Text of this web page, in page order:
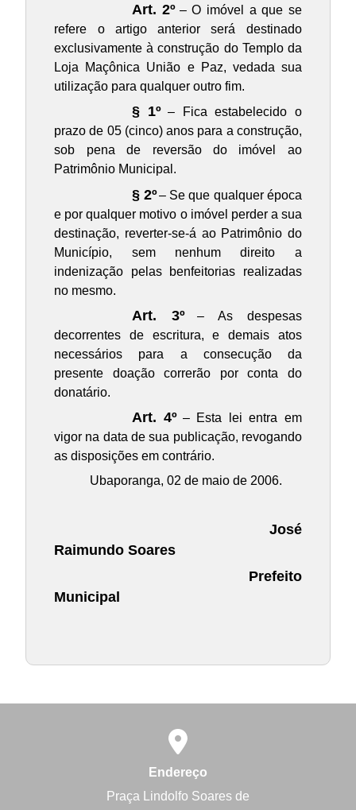
Art. 2º– O imóvel a que se
refere o artigo anterior será destinado
exclusivamente à construção do Templo da
Loja Maçônica União e Paz, vedada sua
utilização para qualquer outro fim.
§ 1º– Fica estabelecido o
prazo de 05 (cinco) anos para a construção,
sob pena de reversão do imóvel ao
Patrimônio Municipal.
§ 2º– Se que qualquer época
e por qualquer motivo o imóvel perder a sua
destinação, reverter-se-á ao Patrimônio do
Município, sem nenhum direito a
indenização pelas benfeitorias realizadas
no mesmo.
Art. 3º– As despesas
decorrentes de escritura, e demais atos
necessários para a consecução da
presente doação correrão por conta do
donatário.
Art. 4º– Esta lei entra em
vigor na data de sua publicação, revogando
as disposições em contrário.
Ubaporanga, 02 de maio de 2006.
José
Raimundo Soares
Prefeito
Municipal
Endereço
Praça Lindolfo Soares de